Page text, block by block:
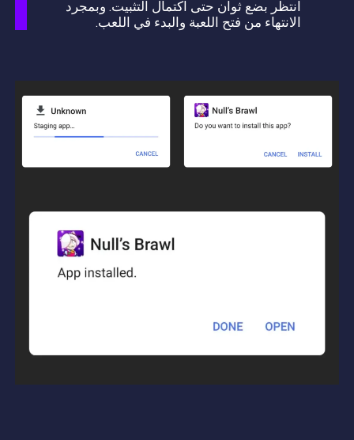
انتظر بضع ثوان حتى اكتمال التثبيت. وبمجرد
الانتهاء من فتح اللعبة والبدء في اللعب.